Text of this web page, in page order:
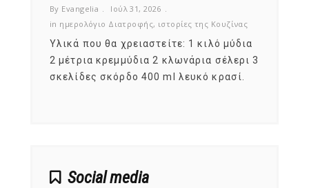
By Evangelia
Ιούλ 31, 2026
in ημερολόγιο Διατροφής, ιστορίες της Κουζίνας
Υλικά που θα χρειαστείτε: 1 κιλό μύδια
2 μέτρια κρεμμύδια 2 κλωνάρια σέλερι 3
σκελίδες σκόρδο 400 ml λευκό κρασί.
Social media